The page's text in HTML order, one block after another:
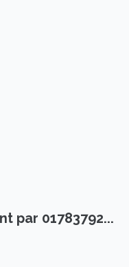
par 01783792...